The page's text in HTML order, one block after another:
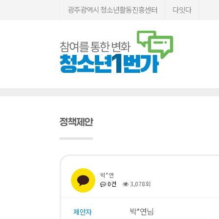
광주광역시 청소년활동진흥센터 다잇다
정책제안
박*연
0건
3,078회
제안자 박*연님